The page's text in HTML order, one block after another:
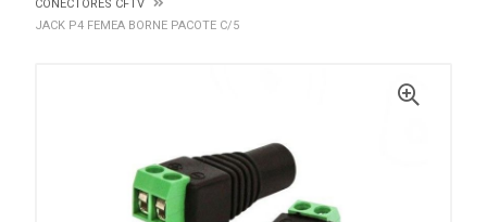
CONECTORES CFTV
JACK P4 FEMEA BORNE PACOTE C/5